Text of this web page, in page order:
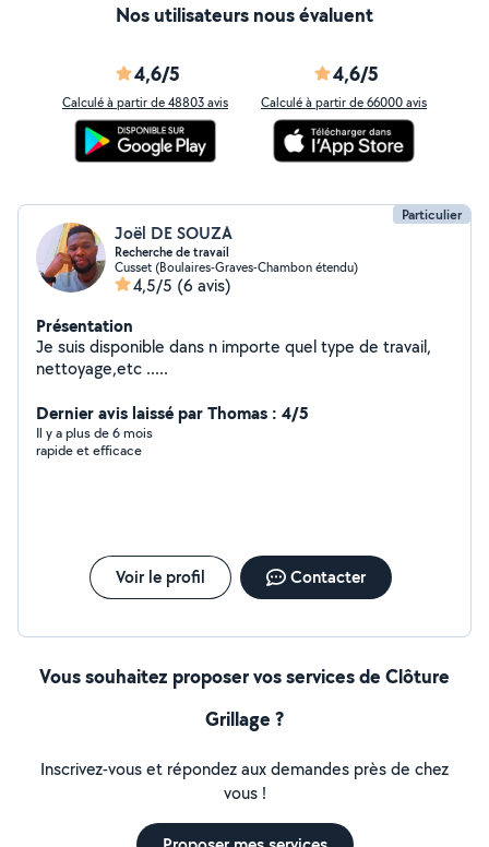
Nos utilisateurs nous évaluent
4,6/5
Calculé à partir de 48803 avis
4,6/5
Calculé à partir de 66000 avis
Particulier
Joël DE SOUZA
Recherche de travail
Cusset (Boulaires-Graves-Chambon étendu)
4,5/5 (6 avis)
Présentation
Je suis disponible dans n importe quel type de travail,
nettoyage,etc .....
Dernier avis laissé par Thomas : 4/5
Il y a plus de 6 mois
rapide et efficace
Voir le profil Contacter
Vous souhaitez proposer vos services de Clôture
Grillage ?
Inscrivez-vous et répondez aux demandes près de chez
vous !